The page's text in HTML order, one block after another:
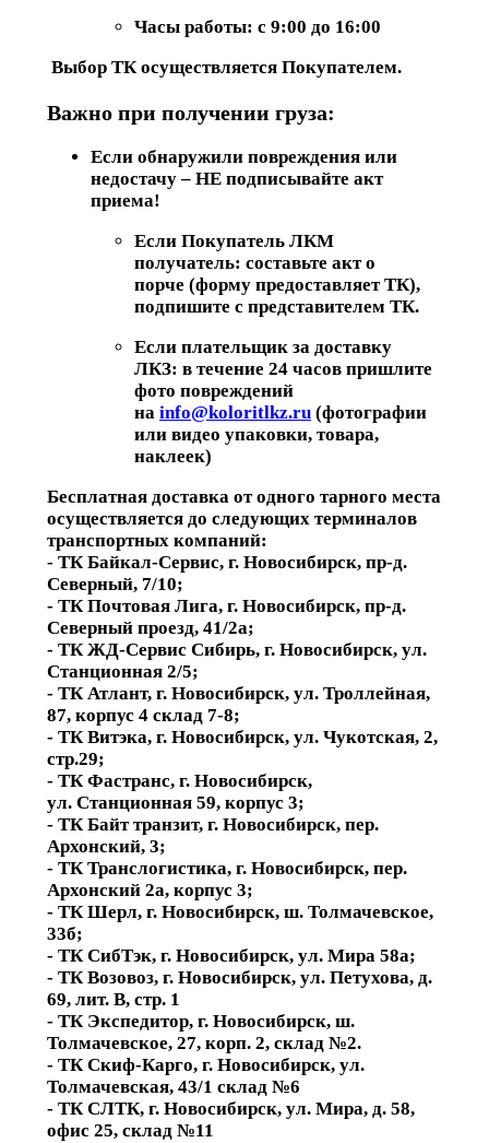
Часы работы: с 9:00 до 16:00
Выбор ТК осуществляется Покупателем.
Важно при получении груза:
Если обнаружили повреждения или
недостачу – НЕ подписывайте акт
приема!
Если Покупатель ЛКМ
получатель: составьте акт о
порче (форму предоставляет ТК),
подпишите с представителем ТК.
Если плательщик за доставку
ЛКЗ: в течение 24 часов пришлите
фото повреждений
на info@koloritlkz.ru (фотографии
или видео упаковки, товара,
наклеек)
Бесплатная доставка от одного тарного места
осуществляется до следующих терминалов
транспортных компаний:
- ТК Байкал-Сервис, г. Новосибирск, пр-д.
Северный, 7/10;
- ТК Почтовая Лига, г. Новосибирск, пр-д.
Северный проезд, 41/2а;
- ТК ЖД-Сервис Сибирь, г. Новосибирск, ул.
Станционная 2/5;
- ТК Атлант, г. Новосибирск, ул. Троллейная,
87, корпус 4 склад 7-8;
- ТК Витэка, г. Новосибирск, ул. Чукотская, 2,
стр.29;
- ТК Фастранс, г. Новосибирск,
ул. Станционная 59, корпус 3;
- ТК Байт транзит, г. Новосибирск, пер.
Архонский, 3;
- ТК Транслогистика, г. Новосибирск, пер.
Архонский 2а, корпус 3;
- ТК Шерл, г. Новосибирск, ш. Толмачевское,
33б;
- ТК СибТэк, г. Новосибирск, ул. Мира 58а;
- ТК Возовоз, г. Новосибирск, ул. Петухова, д.
69, лит. В, стр. 1
- ТК Экспедитор, г. Новосибирск, ш.
Толмачевское, 27, корп. 2, склад №2.
- ТК Скиф-Карго, г. Новосибирск, ул.
Толмачевская, 43/1 склад №6
- ТК СЛТК, г. Новосибирск, ул. Мира, д. 58,
офис 25, склад №11